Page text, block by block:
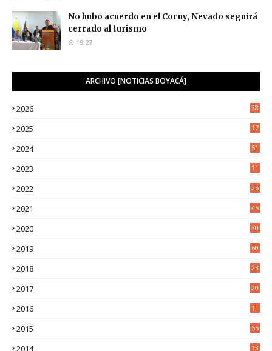
No hubo acuerdo en el Cocuy, Nevado seguirá
cerrado al turismo
19:27
ARCHIVO [NOTICIAS BOYACÁ]
2026 38
2025
17
2024 51
2023
11
2022
25
2021
45
2020
30
2019 60
2018
23
2017
20
2016
11
2015 55
2014 13